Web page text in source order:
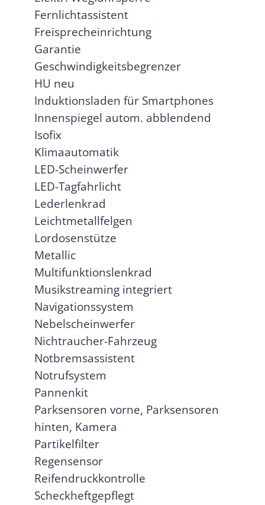
Fernlichtassistent
Freisprecheinrichtung
Garantie
Geschwindigkeitsbegrenzer
HU neu
Induktionsladen für Smartphones
Innenspiegel autom. abblendend
Isofix
Klimaautomatik
LED-Scheinwerfer
LED-Tagfahrlicht
Lederlenkrad
Leichtmetallfelgen
Lordosenstütze
Metallic
Multifunktionslenkrad
Musikstreaming integriert
Navigationssystem
Nebelscheinwerfer
Nichtraucher-Fahrzeug
Notbremsassistent
Notrufsystem
Pannenkit
Parksensoren vorne, Parksensoren
hinten, Kamera
Partikelfilter
Regensensor
Reifendruckkontrolle
Scheckheftgepflegt